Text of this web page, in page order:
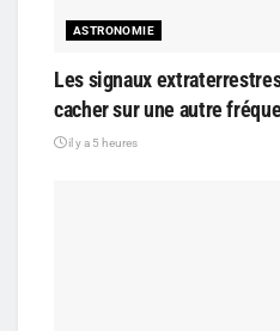
ASTRONOMIE
Les signaux
cacher sur une autre
il y a 5 heures